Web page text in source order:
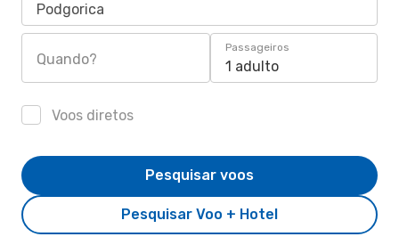
Podgorica
Quando?
Passageiros
1 adulto
Voos diretos
Pesquisar Voo + Hotel
Pesquisar voos